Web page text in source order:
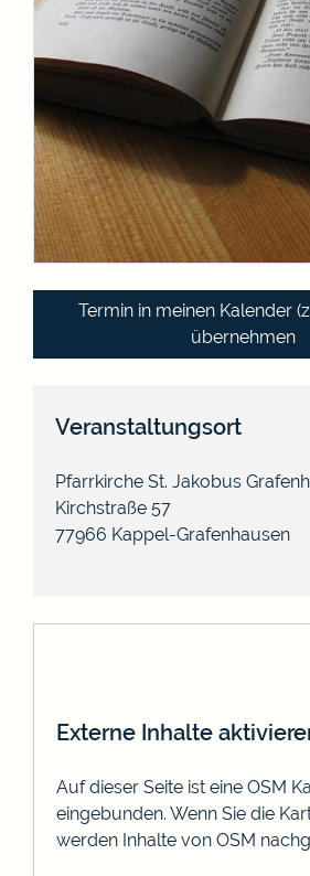
Termin in meinen Kalender
übernehmen
Veranstaltungsort
Pfarrkirche St. Jakobus
Kirchstraße 57
77966 Kappel-Grafenhausen
Externe Inhalte
Auf dieser Seite ist eine OSM
eingebunden. Wenn Sie die
werden Inhalte von OSM